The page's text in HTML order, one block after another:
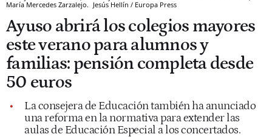
María Mercedes Zarzalejo. Jesús Hellín / Europa Press
Ayuso abrirá los colegios mayores
este verano para alumnos y
familias: pensión completa desde
50 euros
La consejera de Educación también ha anunciado
una reforma en la normativa para extender las
aulas de Educación Especial a los concertados.